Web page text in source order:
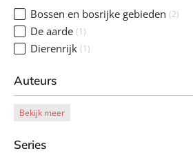
Bossen en bosrijke gebieden (2)
De aarde (1)
Dierenrijk (1)
Auteurs
Bekijk meer
Series